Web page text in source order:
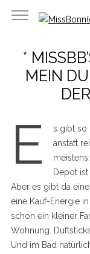
*
MEIN
E
s gibt so
anstatt
Depot
Aber es gibt da
eine Kauf-Energie
schon ein kleiner
Wohnung.
Und im Bad